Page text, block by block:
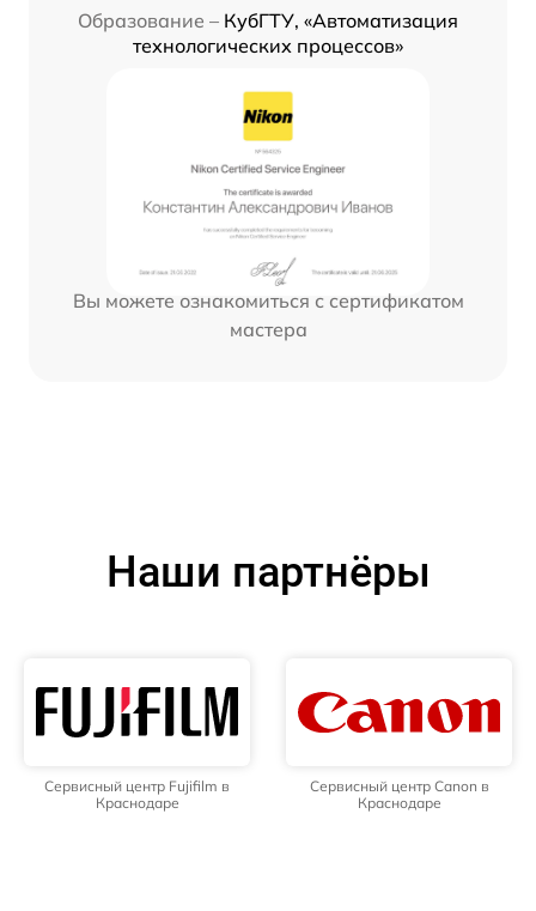
Образование – КубГТУ, «Автоматизация
технологических процессов»
Вы можете ознакомиться с сертификатом
мастера
Наши партнёры
Сервисный центр Fujifilm в
Краснодаре
Сервисный центр Canon в
Краснодаре